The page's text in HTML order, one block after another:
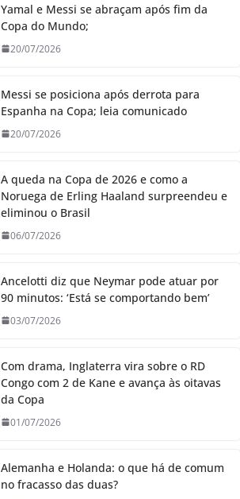
Yamal e Messi se abraçam após fim da
Copa do Mundo;
20/07/2026
Messi se posiciona após derrota para
Espanha na Copa; leia comunicado
20/07/2026
A queda na Copa de 2026 e como a
Noruega de Erling Haaland surpreendeu e
eliminou o Brasil
06/07/2026
Ancelotti diz que Neymar pode atuar por
90 minutos: ‘Está se comportando bem’
03/07/2026
Com drama, Inglaterra vira sobre o RD
Congo com 2 de Kane e avança às oitavas
da Copa
01/07/2026
Alemanha e Holanda: o que há de comum
no fracasso das duas?